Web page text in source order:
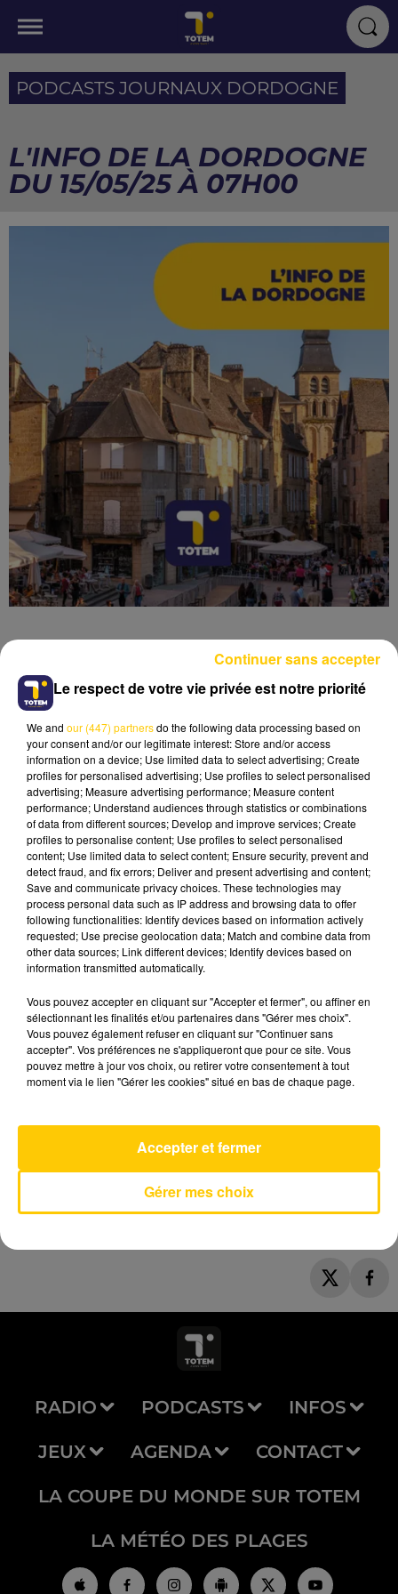
PODCASTS JOURNAUX DORDOGNE
L'INFO DE LA DORDOGNE
DU 15/05/25 À 07H00
15 mai 2025 - 4 min 6 sec
L'INFO DE LA DORDOGNE DU 15/05/25
À 07H00
Ecoutez sur Totem l'information à Tulle, Brive,
dans le Nord du Lot et le pays sarladais avec les
reportages de nos journalistes sur le terrain.
GOLD
RADIO PODCASTS INFOS
JEUX AGENDA CONTACT
LA COUPE DU MONDE SUR TOTEM
LA MÉTÉO DES PLAGES
Le respect de votre vie privée est notre priorité
We and our (447) partnersdo the following data processing based on
your consent and/or our legitimate interest: Store and/or access
information on a device; Use limited data to select advertising; Create
profiles for personalised advertising; Use profiles to select personalised
advertising; Measure advertising performance; Measure content
performance; Understand audiences through statistics or combinations
of data from different sources; Develop and improve services; Create
profiles to personalise content; Use profiles to select personalised
content; Use limited data to select content; Ensure security, prevent and
detect fraud, and fix errors; Deliver and present advertising and content;
Save and communicate privacy choices. These technologies may
process personal data such as IP address and browsing data to offer
following functionalities: Identify devices based on information actively
requested; Use precise geolocation data; Match and combine data from
other data sources; Link different devices; Identify devices based on
information transmitted automatically.
Vous pouvez accepter en cliquant sur "Accepter et fermer", ou affiner en
sélectionnant les finalités et/ou partenaires dans "Gérer mes choix".
Vous pouvez également refuser en cliquant sur "Continuer sans
accepter". Vos préférences ne s'appliqueront que pour ce site. Vous
pouvez mettre à jour vos choix, ou retirer votre consentement à tout
moment via le lien "Gérer les cookies" situé en bas de chaque page.
Gérer mes choix
Accepter et fermer
Continuer sans accepter